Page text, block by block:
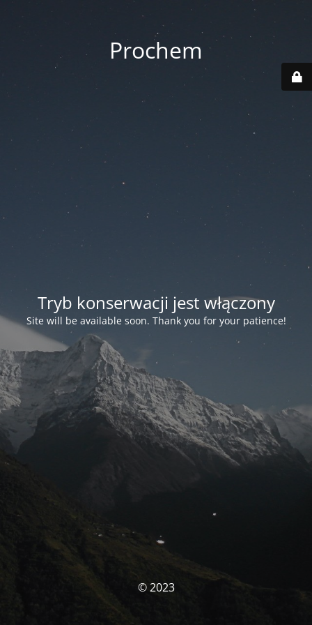
Prochem
Tryb konserwacji jest włączony
Site will be available soon. Thank you for your patience!
© 2023